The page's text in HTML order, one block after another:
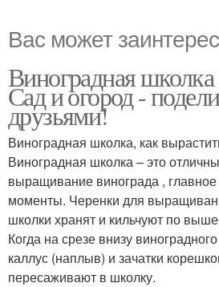
Вас может
Виноградная школка
Сад и огород -
друзьями!
Виноградная школка, как
Виноградная школка – это
выращивание винограда ,
моменты. Черенки для
школки хранят и кильчуют по
Когда на срезе внизу
каллус (наплыв) и зачатки
пересаживают в школку.